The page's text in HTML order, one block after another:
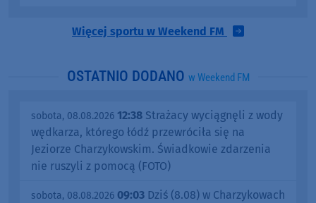
Więcej sportu w Weekend FM
OSTATNIO DODANO w Weekend FM
sobota, 08.08.2026 12:38 Strażacy wyciągnęli z wody
wędkarza, którego łódź przewróciła się na
Jeziorze Charzykowskim. Świadkowie zdarzenia
nie ruszyli z pomocą (FOTO)
sobota, 08.08.2026 09:03 Dziś (8.08) w Charzykowach